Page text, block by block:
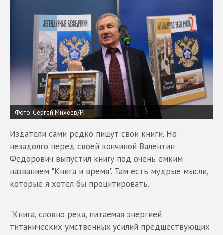
Фото: Сергей Михеев/РГ
Издатели сами редко пишут свои книги. Но
незадолго перед своей кончиной Валентин
Федорович выпустил книгу под очень емким
названием "Книга и время". Там есть мудрые мысли,
которые я хотел бы процитировать.
"Книга, словно река, питаемая энергией
титанических умственных усилий предшествующих